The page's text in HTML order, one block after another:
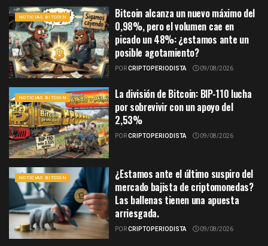
NOTICIAS BITCOIN
Bitcoin alcanza un nuevo máximo del
0,98%, pero el volumen cae en
picado un 48%: ¿estamos ante un
posible agotamiento?
PORCRIPTOPERIODISTA 09/08/2026
NOTICIAS BITCOIN
La división de Bitcoin: BIP-110 lucha
por sobrevivir con un apoyo del
2,53%
PORCRIPTOPERIODISTA 09/08/2026
NOTICIAS BITCOIN
¿Estamos ante el último suspiro del
mercado bajista de criptomonedas?
Las ballenas tienen una apuesta
arriesgada.
PORCRIPTOPERIODISTA 09/08/2026